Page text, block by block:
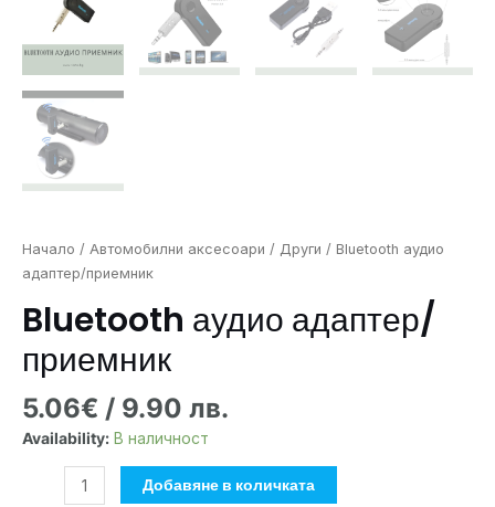
Начало / Автомобилни аксесоари / Други / Bluetooth аудио
адаптер/приемник
Bluetooth аудио адаптер/
приемник
5.06€ / 9.90 лв.
Availability: В наличност
Добавяне в количката